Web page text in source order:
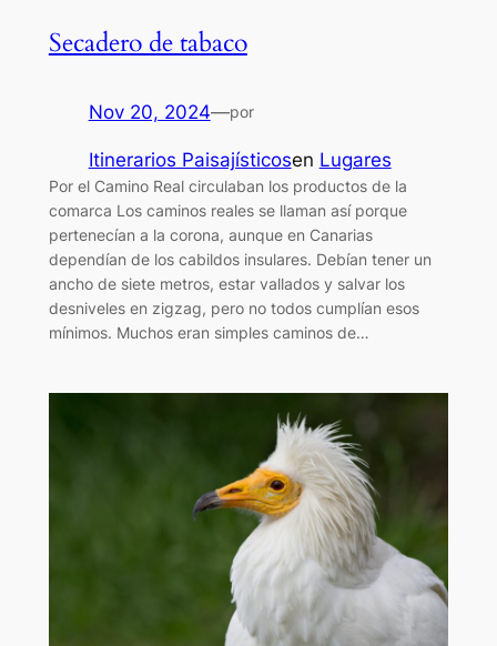
Secadero de tabaco
Nov 20, 2024—por
Itinerarios Paisajísticosen Lugares
Por el Camino Real circulaban los productos de la
comarca Los caminos reales se llaman así porque
pertenecían a la corona, aunque en Canarias
dependían de los cabildos insulares. Debían tener un
ancho de siete metros, estar vallados y salvar los
desniveles en zigzag, pero no todos cumplían esos
mínimos. Muchos eran simples caminos de…